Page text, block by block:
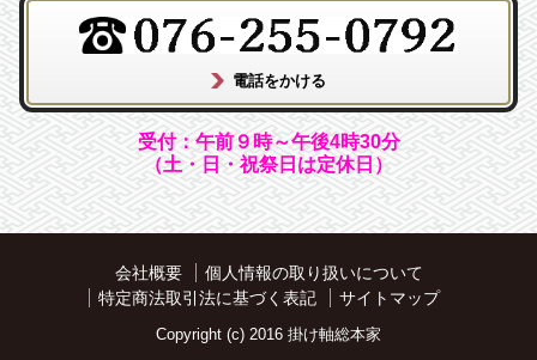
受付：午前９時～午後4時30分
（土・日・祝祭日は定休日）
会社概要
個人情報の取り扱いについて
特定商法取引法に基づく表記
サイトマップ
Copyright (c) 2016 掛け軸総本家